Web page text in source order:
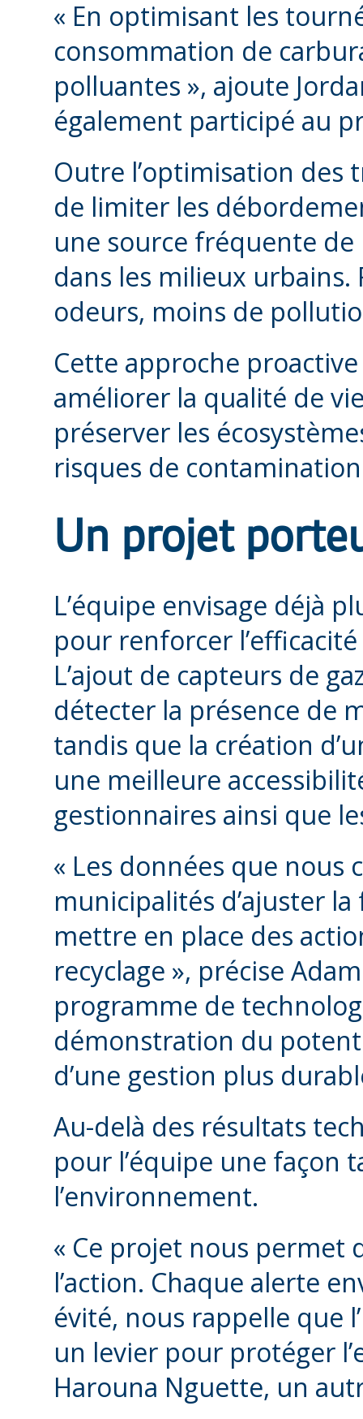
« En optimisant les
consommation de
polluantes », ajoute
également participé au
Outre l’optimisation des
de limiter les
une source fréquente
dans les milieux urbains.
odeurs, moins de
Cette approche
améliorer la qualité de
préserver les
risques de
Un projet
L’équipe envisage déjà
pour renforcer
L’ajout de capteurs de
détecter la présence de
tandis que la création
une meilleure
gestionnaires ainsi que
« Les données que
municipalités d’ajuster
mettre en place des
recyclage », précise
programme de
démonstration du
d’une gestion plus
Au-delà des résultats
pour l’équipe une façon
l’environnement.
« Ce projet nous permet
l’action. Chaque alerte
évité, nous rappelle que
un levier pour protéger
Harouna Nguette, un